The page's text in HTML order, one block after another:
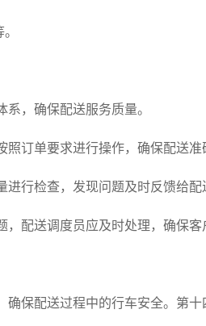
，确保配送服务质量。
订单要求进行操作，确保配送准
行检查，发现问题及时反馈给配
配送调度员应及时处理，确保客
确保配送过程中的行车安全。第